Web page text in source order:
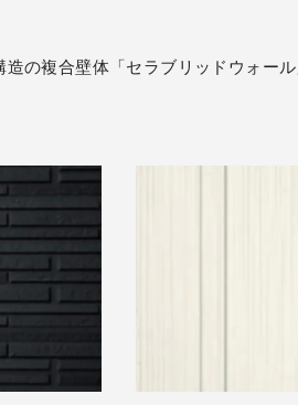
の複合壁体「セラブリッドウォー